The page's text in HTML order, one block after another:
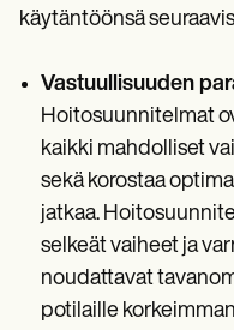
käytäntöönsä
Vastuullisuuden
Hoitosuunnitelmat
kaikki mahdolliset
sekä korostaa
jatkaa.
selkeät vaiheet ja
noudattavat
potilaille